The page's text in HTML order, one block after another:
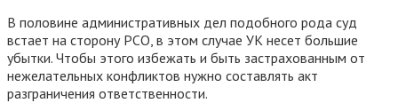
В половине административных дел подобного рода суд
встает на сторону РСО, в этом случае УК несет большие
убытки. Чтобы этого избежать и быть застрахованным от
нежелательных конфликтов нужно составлять акт
разграничения ответственности.